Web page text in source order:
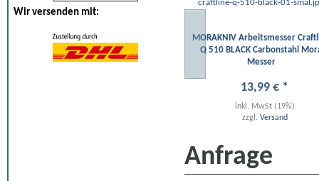
Wir versenden mit:
MORAKNIV Arbeitsmesser
Q 510 BLACK Carbonstahl
Messer
13,99 € *
inkl. MwSt (19%)
zzgl. Versand
Anfrage